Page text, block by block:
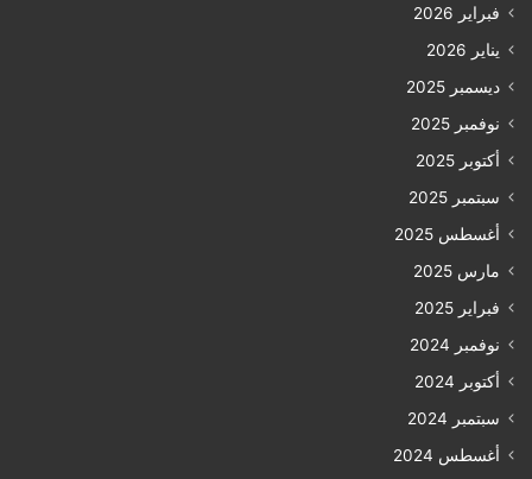
فبراير 2026
يناير 2026
ديسمبر 2025
نوفمبر 2025
أكتوبر 2025
سبتمبر 2025
أغسطس 2025
مارس 2025
فبراير 2025
نوفمبر 2024
أكتوبر 2024
سبتمبر 2024
أغسطس 2024